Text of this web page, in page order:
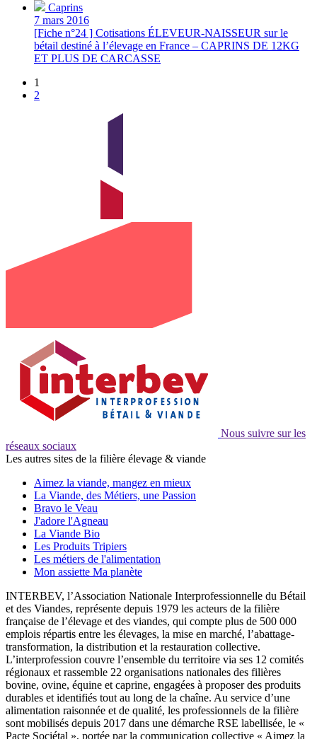
Caprins
7 mars 2016
[Fiche n°24 ] Cotisations ÉLEVEUR-NAISSEUR sur le
bétail destiné à l’élevage en France – CAPRINS DE 12KG
ET PLUS DE CARCASSE
1
2
Nous suivre sur les
réseaux sociaux
Les autres sites de la filière élevage & viande
Aimez la viande, mangez en mieux
La Viande, des Métiers, une Passion
Bravo le Veau
J'adore l'Agneau
La Viande Bio
Les Produits Tripiers
Les métiers de l'alimentation
Mon assiette Ma planète
INTERBEV, l’Association Nationale Interprofessionnelle du Bétail
et des Viandes, représente depuis 1979 les acteurs de la filière
française de l’élevage et des viandes, qui compte plus de 500 000
emplois répartis entre les élevages, la mise en marché, l’abattage-
transformation, la distribution et la restauration collective.
L’interprofession couvre l’ensemble du territoire via ses 12 comités
régionaux et rassemble 22 organisations nationales des filières
bovine, ovine, équine et caprine, engagées à proposer des produits
durables et identifiés tout au long de la chaîne. Au service d’une
alimentation raisonnée et de qualité, les professionnels de la filière
sont mobilisés depuis 2017 dans une démarche RSE labellisée, le «
Pacte Sociétal », portée par la communication collective « Aimez la